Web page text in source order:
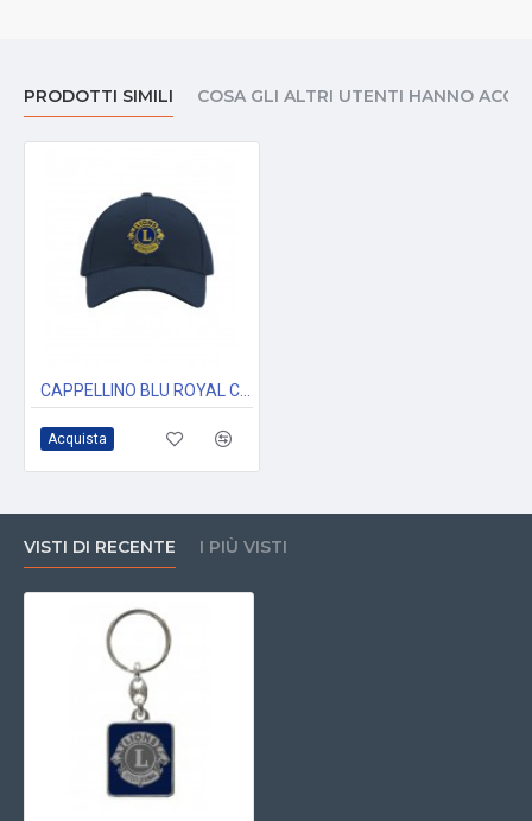
PRODOTTI SIMILI COSA GLI ALTRI UTENTI HANNO
Acquista
VISTI DI RECENTE I PIÙ VISTI